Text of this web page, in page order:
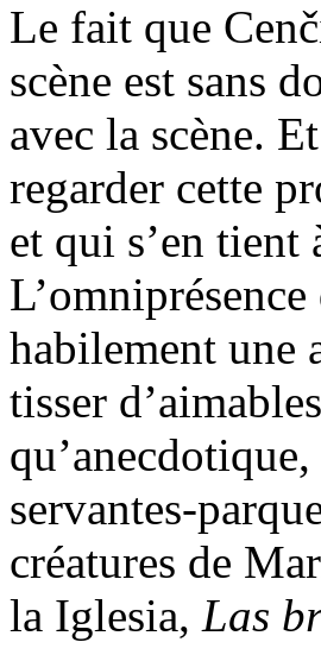
Le fait que
scène est sans
avec la scène.
regarder cette
et qui s’en
habilement une
tisser
servantes-
créatures de
la Iglesia, Las